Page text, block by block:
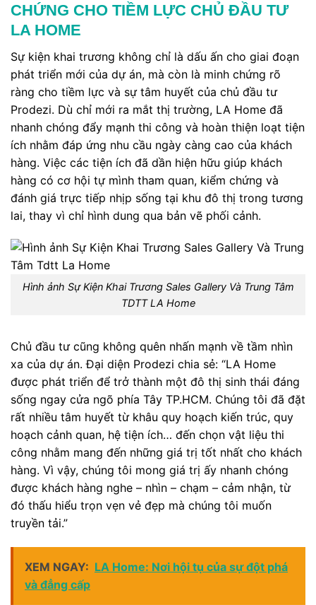
CHỨNG CHO TIỀM LỰC CHỦ ĐẦU TƯ
LA HOME
Sự kiện khai trương không chỉ là dấu ấn cho giai đoạn
phát triển mới của dự án, mà còn là minh chứng rõ
ràng cho tiềm lực và sự tâm huyết của chủ đầu tư
Prodezi. Dù chỉ mới ra mắt thị trường, LA Home đã
nhanh chóng đẩy mạnh thi công và hoàn thiện loạt tiện
ích nhằm đáp ứng nhu cầu ngày càng cao của khách
hàng. Việc các tiện ích đã dần hiện hữu giúp khách
hàng có cơ hội tự mình tham quan, kiểm chứng và
đánh giá trực tiếp nhịp sống tại khu đô thị trong tương
lai, thay vì chỉ hình dung qua bản vẽ phối cảnh.
Hình ảnh Sự Kiện Khai Trương Sales Gallery Và Trung Tâm
TDTT LA Home
Chủ đầu tư cũng không quên nhấn mạnh về tầm nhìn
xa của dự án. Đại diện Prodezi chia sẻ: “LA Home
được phát triển để trở thành một đô thị sinh thái đáng
sống ngay cửa ngõ phía Tây TP.HCM. Chúng tôi đã đặt
rất nhiều tâm huyết từ khâu quy hoạch kiến trúc, quy
hoạch cảnh quan, hệ tiện ích… đến chọn vật liệu thi
công nhằm mang đến những giá trị tốt nhất cho khách
hàng. Vì vậy, chúng tôi mong giá trị ấy nhanh chóng
được khách hàng nghe – nhìn – chạm – cảm nhận, từ
đó thấu hiểu trọn vẹn vẻ đẹp mà chúng tôi muốn
truyền tải.”
XEM NGAY: LA Home: Nơi hội tụ của sự đột phá
và đẳng cấp